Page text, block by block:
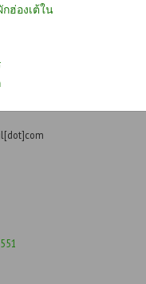
ฮ่องเต้ใน